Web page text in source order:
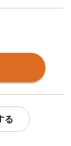
る